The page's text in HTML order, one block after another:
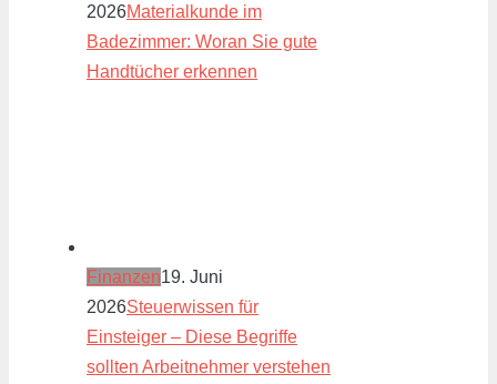
2026Materialkunde im
Badezimmer: Woran Sie gute
Handtücher erkennen
Finanzen19. Juni
2026Steuerwissen für
Einsteiger – Diese Begriffe
sollten Arbeitnehmer verstehen